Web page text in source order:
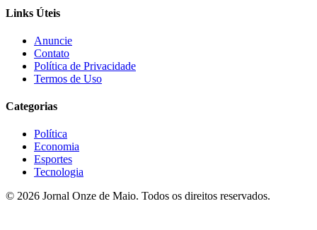
Links Úteis
Anuncie
Contato
Política de Privacidade
Termos de Uso
Categorias
Política
Economia
Esportes
Tecnologia
© 2026 Jornal Onze de Maio. Todos os direitos reservados.